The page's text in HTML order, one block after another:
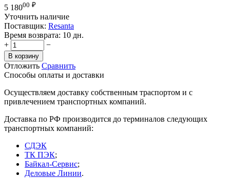
5 18000 ₽
Уточнить наличие
Поставщик: Resanta
Время возврата: 10 дн.
+
−
В корзину
Отложить Сравнить
Способы оплаты и доставки
Осуществляем доставку собственным траспортом и с
привлечением транспортных компаний.
Доставка по РФ производится до терминалов следующих
транспортных компаний:
СДЭК
ТК ПЭК;
Байкал-Сервис;
Деловые Линии.